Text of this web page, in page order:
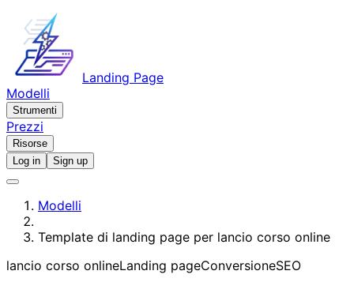
Landing Page
Modelli
Strumenti
Prezzi
Risorse
Log in
Sign up
Modelli
Template di landing page per lancio corso online
lancio corso onlineLanding pageConversioneSEO